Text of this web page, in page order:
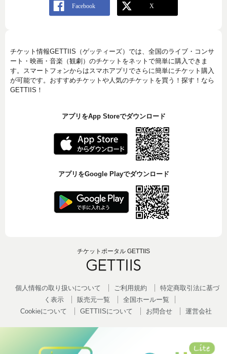
チケット情報GETTIIS（ゲッティーズ）では、全国のライブ・コンサ
ート・映画・音楽（観劇）のチケットをネットで簡単に購入できま
す。スマートフォンからはスマホアプリでさらに簡単にチケット購入
が可能です。おすすめチケットや人気のチケットを買う！探す！なら
GETTIIS！
アプリをApp Storeでダウンロード
アプリをGoogle Playでダウンロード
チケットポータル GETTIIS
個人情報の取り扱いについて ご利用規約
特定商取引法に基づ
く表示
販売元一覧
全国ホールー覧
Cookieについて
GETTIISについて お問合せ 運営会社